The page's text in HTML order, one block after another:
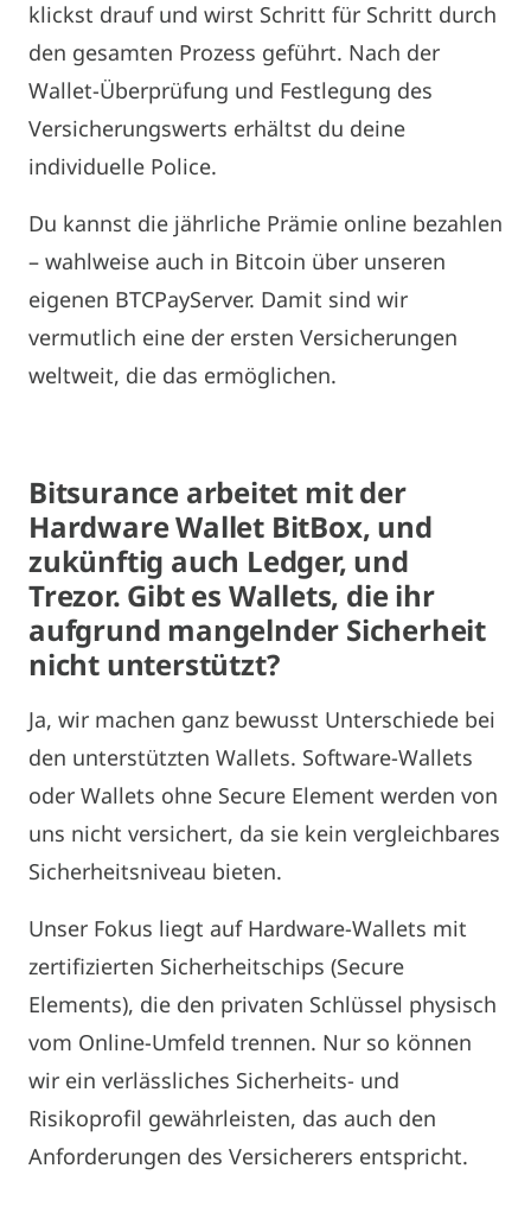
klickst drauf und wirst Schritt für Schritt durch
den gesamten Prozess geführt. Nach der
Wallet-Überprüfung und Festlegung des
Versicherungswerts erhältst du deine
individuelle Police.
Du kannst die jährliche Prämie online bezahlen
– wahlweise auch in Bitcoin über unseren
eigenen BTCPayServer. Damit sind wir
vermutlich eine der ersten Versicherungen
weltweit, die das ermöglichen.
Bitsurance arbeitet mit der
Hardware Wallet BitBox, und
zukünftig auch Ledger, und
Trezor. Gibt es Wallets, die ihr
aufgrund mangelnder Sicherheit
nicht unterstützt?
Ja, wir machen ganz bewusst Unterschiede bei
den unterstützten Wallets. Software-Wallets
oder Wallets ohne Secure Element werden von
uns nicht versichert, da sie kein vergleichbares
Sicherheitsniveau bieten.
Unser Fokus liegt auf Hardware-Wallets mit
zertifizierten Sicherheitschips (Secure
Elements), die den privaten Schlüssel physisch
vom Online-Umfeld trennen. Nur so können
wir ein verlässliches Sicherheits- und
Risikoprofil gewährleisten, das auch den
Anforderungen des Versicherers entspricht.